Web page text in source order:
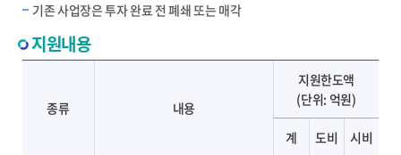
기존 사업장은 투자 완료 전 폐쇄 또는 매각
지원내용
종류 내용
지원한도액
(단위: 억원)
계 도비 시비